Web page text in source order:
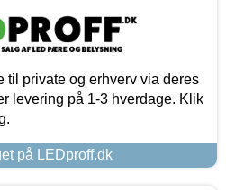
til private og erhverv via deres
levering på 1-3 hverdage. Klik
på LEDproff.dk